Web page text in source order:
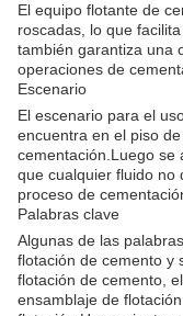
El equipo flotante de
roscadas, lo que
también garantiza una
operaciones de
Escenario
El escenario para el
encuentra en el piso
cementación.Luego se
que cualquier fluido no
proceso de
Palabras clave
Algunas de las
flotación de cemento y
flotación de cemento,
ensamblaje de